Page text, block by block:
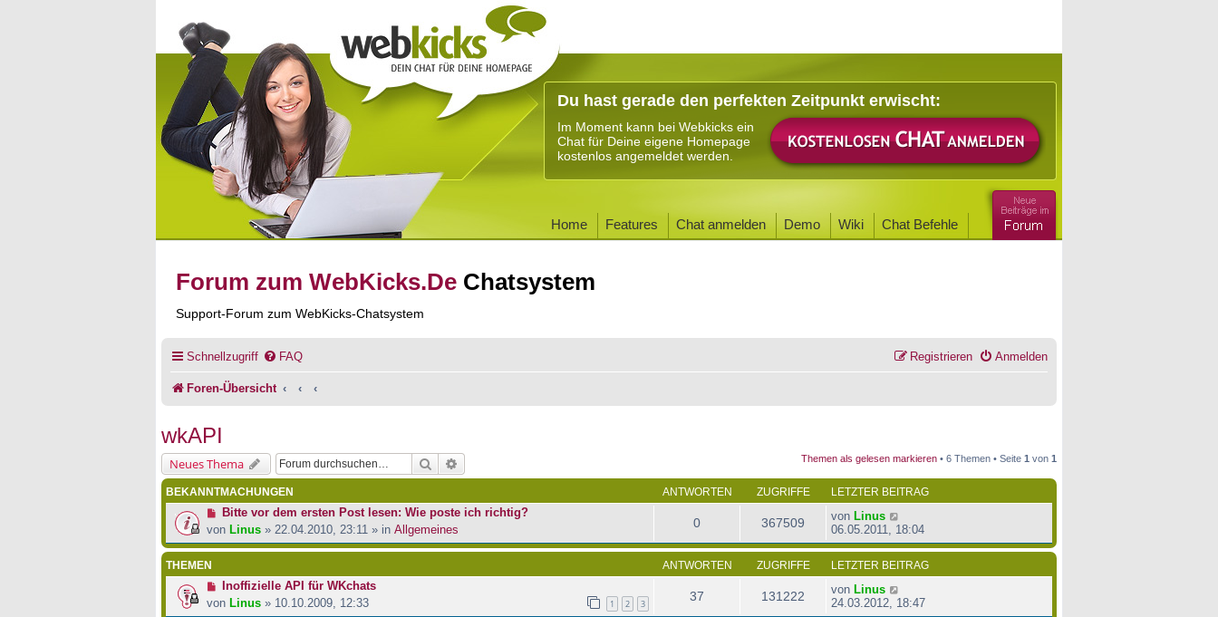
Du hast gerade den perfekten Zeitpunkt erwischt:
Im Moment kann bei Webkicks ein
Chat für Deine eigene Homepage
kostenlos angemeldet werden.
Home Features Chat anmelden Demo Wiki Chat Befehle
Forum zum WebKicks.De Chatsystem
Support-Forum zum WebKicks-Chatsystem
Schnellzugriff FAQ Anmelden
Registrieren
Foren-Übersicht
wkAPI
Neues Thema Suche Themen als gelesen markieren • 6 Themen • Seite 1 von 1
BEKANNTMACHUNGEN ANTWORTEN ZUGRIFFE LETZTER BEITRAG
Bitte vor dem ersten Post lesen: Wie poste ich richtig?
von Linus » 22.04.2010, 23:11 » in Allgemeines 0 367509 von Linus
06.05.2011, 18:04
THEMEN ANTWORTEN ZUGRIFFE LETZTER BEITRAG
Inoffizielle API für WKchats
von Linus » 10.10.2009, 12:33 1 2 3
37 131222 von Linus
24.03.2012, 18:47